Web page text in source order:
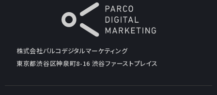
株式会社パルコデジタルマーケティング
東京都渋谷区神泉町8-16 渋谷ファーストプレイス